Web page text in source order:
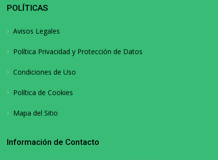
POLÍTICAS
Avisos Legales
Política Privacidad y Protección de Datos
Condiciones de Uso
Política de Cookies
Mapa del Sitio
Información de Contacto